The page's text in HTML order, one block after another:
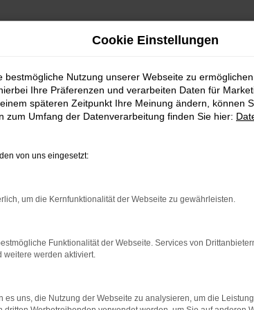
das Laden bestimmter Seiten verhindern.
Cookie Einstellungen
bestmögliche Nutzung unserer Webseite zu
Ihre Präferenzen und verarbeiten Daten für
späteren Zeitpunkt Ihre Meinung ändern, können
zum Umfang der Datenverarbeitung finden Sie hier:
von uns eingesetzt:
um die Kernfunktionalität der Webseite zu gewährleisten.
Funktionalität der Webseite. Services von
weitere werden aktiviert.
es uns, die Nutzung der Webseite zu analysieren, um die